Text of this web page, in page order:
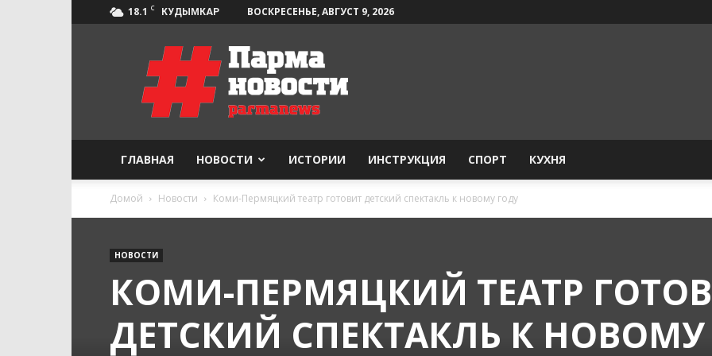
18.1 C КУДЫМКАР ВОСКРЕСЕНЬЕ, АВГУСТ 9, 2026
Парма-
Новости
ГЛАВНАЯ НОВОСТИ ИСТОРИИ ИНСТРУКЦИЯ СПОРТ КУХНЯ
Домой Новости Коми-Пермяцкий театр готовит детский спектакль к новому году
НОВОСТИ
КОМИ-ПЕРМЯЦКИЙ ТЕАТР
ДЕТСКИЙ СПЕКТАКЛЬ К НОВОМУ